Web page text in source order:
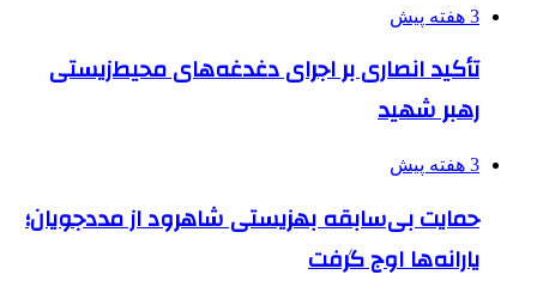
3 هفته پیش
تأکید انصاری بر اجرای دغدغه‌های محیط‌زیستی
رهبر شهید
3 هفته پیش
حمایت بی‌سابقه بهزیستی شاهرود از مددجویان؛
یارانه‌ها اوج گرفت